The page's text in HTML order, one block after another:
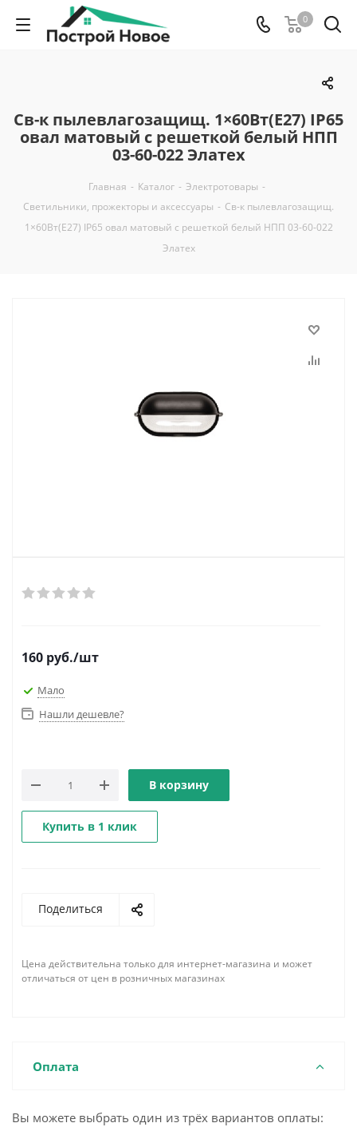
0
Св-к пылевлагозащищ. 1×60Вт(Е27) IP65
овал матовый с решеткой белый НПП
03-60-022 Элатех
Главная - Каталог - Электротовары -
Светильники, прожекторы и аксессуары - Св-к пылевлагозащищ.
1×60Вт(Е27) IP65 овал матовый с решеткой белый НПП 03-60-022
Элатех
160 руб./шт
Мало
Нашли дешевле?
В корзину
Купить в 1 клик
Поделиться
Цена действительна только для интернет-магазина и может
отличаться от цен в розничных магазинах
Оплата
Вы можете выбрать один из трёх вариантов оплаты: